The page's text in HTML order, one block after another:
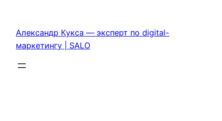
содержимому
Александр Кукса — эксперт по digital-
маркетингу | SALO